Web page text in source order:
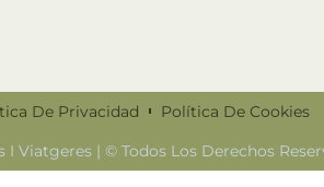
De Privacidad
Política De Cookies
I Viatgeres | © Todos Los Derechos